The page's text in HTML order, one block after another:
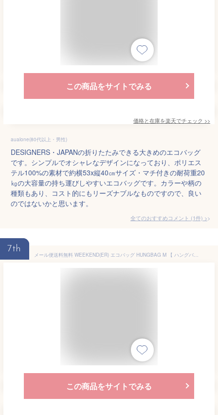
この商品をサイトでみる
価格と在庫を楽天でチェック >>
aualone(80代以上・男性)
DESIGNERS・JAPANの折りたたみできる大きめのエコバッグ
です。シンプルでオシャレなデザインになっており、ポリエス
テル100%の素材で約横53x縦40㎝サイズ・マチ付きの耐荷重20
㎏の大容量の持ち運びしやすいエコバッグです。カラーや柄の
種類もあり、コスト的にもリーズナブルなものですので、良い
のではないかと思います。
全てのおすすめコメント (1件) >
7th
メール便送料無料 WEEKEND(ER) エコバッグ HUNGBAG M 【 ハングバッグ バッグ 折りたたみ マチ付き コンパクト 簡単 軽量 ミニ 小さめ おしゃれ レジ袋 コンビニサイズ カラビナ かわいい カラビナ付き 白 ナイロン マイバッグ レジ袋 ブランド ポイント10倍 】バレンタイン
この商品をサイトでみる